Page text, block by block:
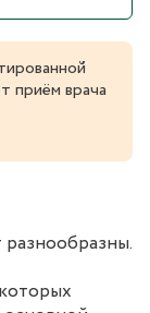
приём врача